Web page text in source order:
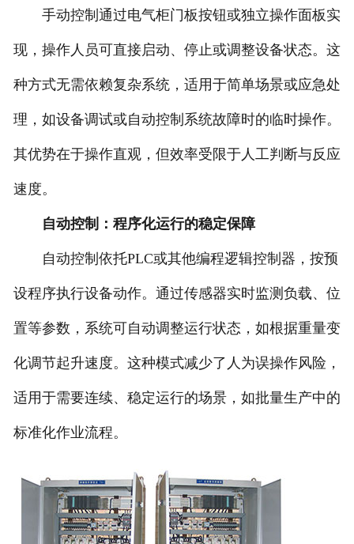
手动控制通过电气柜门板按钮或独立操作面板实
现，操作人员可直接启动、停止或调整设备状态。这
种方式无需依赖复杂系统，适用于简单场景或应急处
理，如设备调试或自动控制系统故障时的临时操作。
其优势在于操作直观，但效率受限于人工判断与反应
速度。
自动控制：程序化运行的稳定保障
自动控制依托PLC或其他编程逻辑控制器，按预
设程序执行设备动作。通过传感器实时监测负载、位
置等参数，系统可自动调整运行状态，如根据重量变
化调节起升速度。这种模式减少了人为误操作风险，
适用于需要连续、稳定运行的场景，如批量生产中的
标准化作业流程。